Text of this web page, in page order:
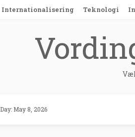
Internationalisering Teknologi
Day: May 8, 2026